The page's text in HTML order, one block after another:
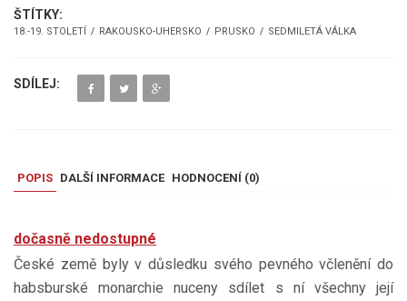
ŠTÍTKY:
18.-19. STOLETÍ RAKOUSKO-UHERSKO PRUSKO SEDMILETÁ VÁLKA
SDÍLEJ:
POPIS DALŠÍ INFORMACE HODNOCENÍ (0)
dočasně nedostupné
České země byly v důsledku svého pevného včlenění do
habsburské monarchie nuceny sdílet s ní všechny její